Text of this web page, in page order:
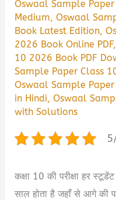
Oswaal Sample
Medium,Oswaal
Book Latest Edition,
2026 Book Online PDF
10 2026 Book PDF
Sample Paper Class
Oswaal Sample
in Hindi,Oswaal
with Solutions
कक्षा 10 की परीक्षा हर
साल होता है जहाँ से आगे की